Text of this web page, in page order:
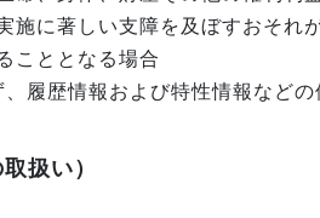
施に著しい支障を及ぼすおそれ
こととなる場合
履歴情報および特性情報など
扱い）